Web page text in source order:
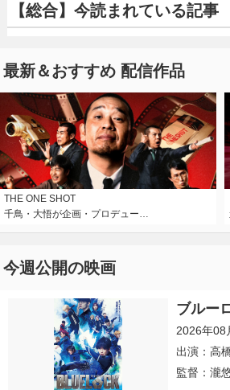
【総合】今読まれている記事
最新＆おすすめ 配信作品
THE ONE SHOT
千鳥・大悟が企画・プロデュー…
今週公開の映画
ブルー
2026年08
出演：高
監督：瀧